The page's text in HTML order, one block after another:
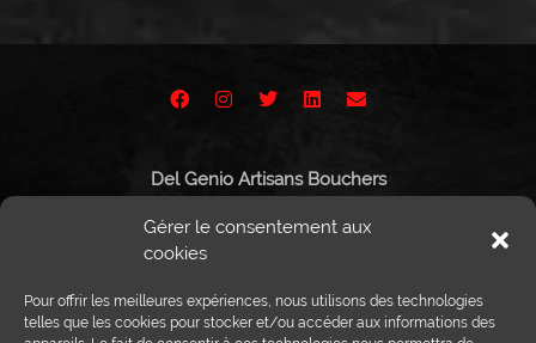
Gérer le consentement aux
cookies
Pour offrir les meilleures expériences, nous utilisons des technologies
telles que les cookies pour stocker et/ou accéder aux informations des
Del Genio Artisans Bouchers
1950 Sion